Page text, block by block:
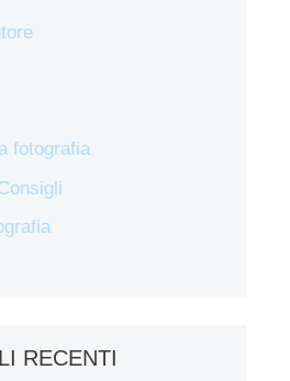
fotografia
RECENTI